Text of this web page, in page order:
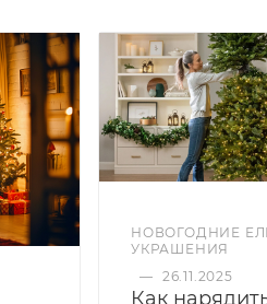
НОВОГОДНИЕ
УКРАШЕНИЯ
— 26.11.2025
Как